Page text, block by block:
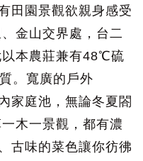
田園景觀欲親身感受
金山交界處，台二
本農莊兼有48℃硫
。寬廣的戶外
家庭池，無論冬夏閤
木一景觀，都有濃
古味的菜色讓你彷彿